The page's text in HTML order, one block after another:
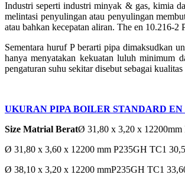
Industri seperti industri minyak & gas, kimia
melintasi penyulingan atau penyulingan
atau bahkan kecepatan aliran. The en 10.216-
Sementara huruf P berarti pipa dimaksudkan
hanya menyatakan kekuatan luluh
pengaturan suhu sekitar disebut sebagai
UKURAN PIPA BOILER STANDARD EN
Size Matrial BeratØ 31,80 x 3,20 x
Ø 31,80 x 3,60 x 12200 mm P235GH TC1
Ø 38,10 x 3,20 x 12200 mmP235GH TC1